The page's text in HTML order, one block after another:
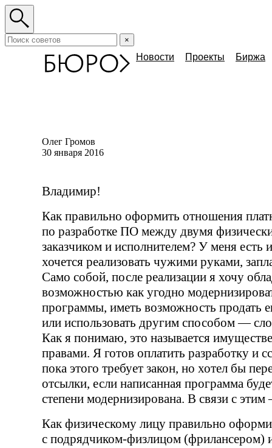
×
Новости Проекты Биржа
Олег Громов
30 января 2016
Владимир!
Как правильно оформить отношения
по разработке ПО между двумя
заказчиком и исполнителем? У меня есть
хочется реализовать чужими руками,
Само собой, после реализации я хочу
возможностью как угодно
программы, иметь возможность продать
или использовать другим способом —
Как я понимаю, это называется
правами. Я готов оплатить разработку и
пока этого требует закон, но хотел бы
отсылки, если написанная программа
степени модернизирована. В связи с
Как физическому лицу правильно
с подрядчиком-физлицом (фрилансером)